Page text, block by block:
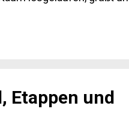
als gedacht – für
Etappen und